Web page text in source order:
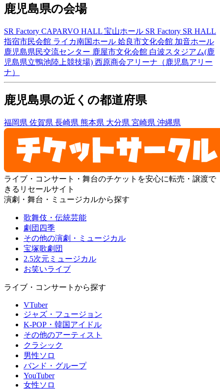
鹿児島県の会場
SR Factory CAPARVO HALL 宝山ホール SR Factory SR HALL
指宿市民会館 ライカ南国ホール 姶良市文化会館 加音ホール
鹿児島県民交流センター 鹿屋市文化会館 白波スタジアム(鹿
児島県立鴨池陸上競技場) 西原商会アリーナ（鹿児島アリー
ナ）
鹿児島県の近くの都道府県
福岡県 佐賀県 長崎県 熊本県 大分県 宮崎県 沖縄県
ライブ・コンサート・舞台のチケットを安心に転売・譲渡で
きるリセールサイト
演劇・舞台・ミュージカルから探す
歌舞伎・伝統芸能
劇団四季
その他の演劇・ミュージカル
宝塚歌劇団
2.5次元ミュージカル
お笑いライブ
ライブ・コンサートから探す
VTuber
ジャズ・フュージョン
K-POP・韓国アイドル
その他のアーティスト
クラシック
男性ソロ
バンド・グループ
YouTuber
女性ソロ